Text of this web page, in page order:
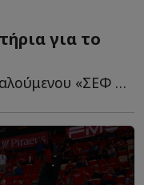
για το
Τα αποκαλυπτήρια του αποκαλούμενου «ΣΕΦ του μέλλοντος» θ...